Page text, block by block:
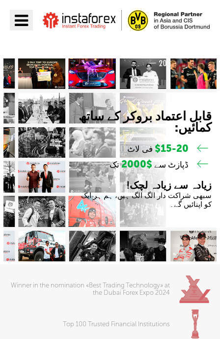
قابل اعتماد بروکر کے ساتھ
کمائیں:
$15-20 فی لاٹ
ڈپازٹ سے $2000 تک
زیادہ سے زیادہ لچک!
سبھی شراکت دار الگ الگ ہیں، ہم ہر ایک
کو اپنائیں گے۔
Winner in the nomination «Best Trading Technology» at
the Dubai Forex Expo 2024
Top 100 Trusted Financial Institutions